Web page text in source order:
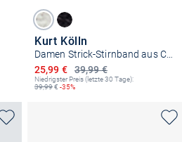
Kurt Kölln
Damen Strick-Stirnband aus Cashmere
39,99 €
Ermäßigter Preis
25,99 €
Niedrigster Preis (letzte 30 Tage):
39,99€ -35%